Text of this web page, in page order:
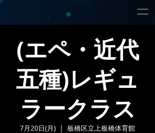
(エペ・近代
五種)レギュ
ラークラス
7月20日(月)
  |
板橋区立上板橋体育館